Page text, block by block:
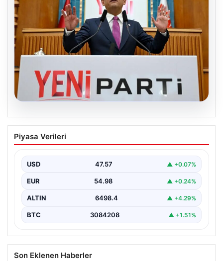
05.08.2026
Özgür Özel’den Türkiye’nin Tüm
Demokratlarına Yeni Parti Çağrısı
Meclis’te gerçekleştirdiği ilk grup toplantısında önemli
açıklamalarda…
Piyasa Verileri
USD 47.57 ▲ +0.07%
EUR 54.98 ▲ +0.24%
ALTIN 6498.4 ▲ +4.29%
BTC 3084208 ▲ +1.51%
Son Eklenen Haberler